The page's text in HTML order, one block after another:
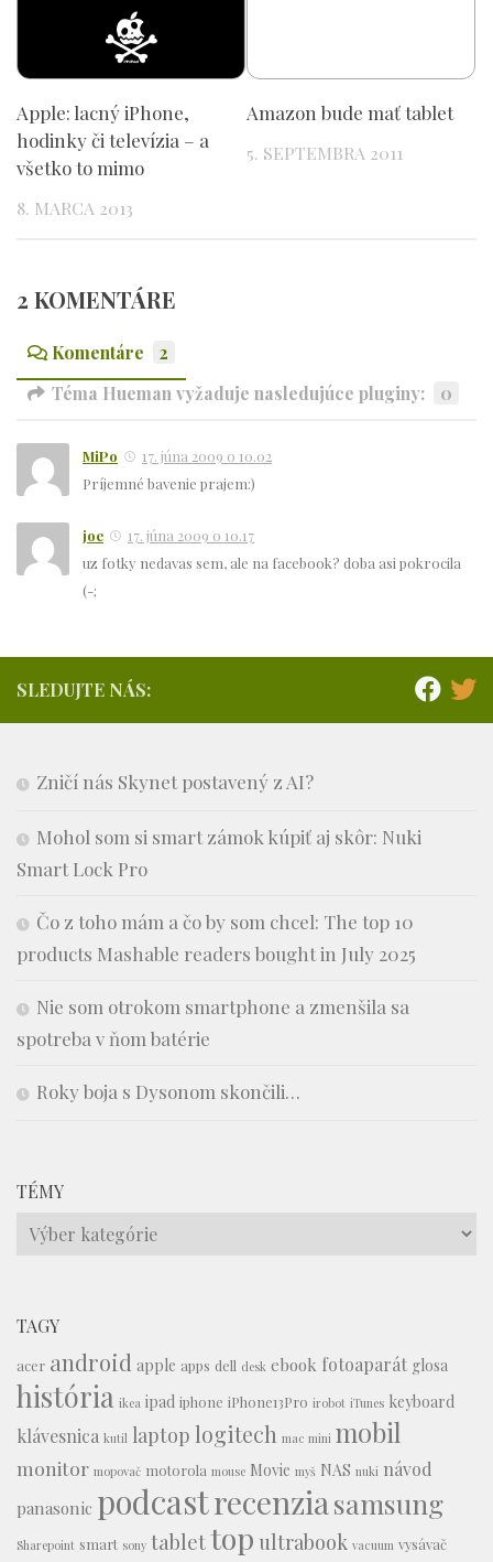
Apple: lacný iPhone,
hodinky či televízia – a
všetko to mimo
8. MARCA 2013
Amazon bude mať tablet
5. SEPTEMBRA 2011
2 KOMENTÁRE
Komentáre
2
Téma Hueman vyžaduje nasledujúce pluginy:
0
MiPo
17. júna 2009 o 10.02
Príjemné bavenie prajem:)
joe
17. júna 2009 o 10.17
uz fotky nedavas sem, ale na facebook? doba asi pokrocila
(-;
SLEDUJTE NÁS:
Zničí nás Skynet postavený z AI?
Mohol som si smart zámok kúpiť aj skôr: Nuki
Smart Lock Pro
Čo z toho mám a čo by som chcel: The top 10
products Mashable readers bought in July 2025
Nie som otrokom smartphone a zmenšila sa
spotreba v ňom batérie
Roky boja s Dysonom skončili…
TÉMY
Témy
TAGY
acer android apple apps dell desk ebook fotoaparát glosa
história ikea ipad iphone iPhone13Pro irobot iTunes keyboard
klávesnica kutil laptop logitech mac mini mobil
monitor mopovač motorola mouse Movie myš NAS nuki návod
panasonic podcastrecenziasamsung
Sharepoint smart sony tablettop ultrabook vacuum vysávač